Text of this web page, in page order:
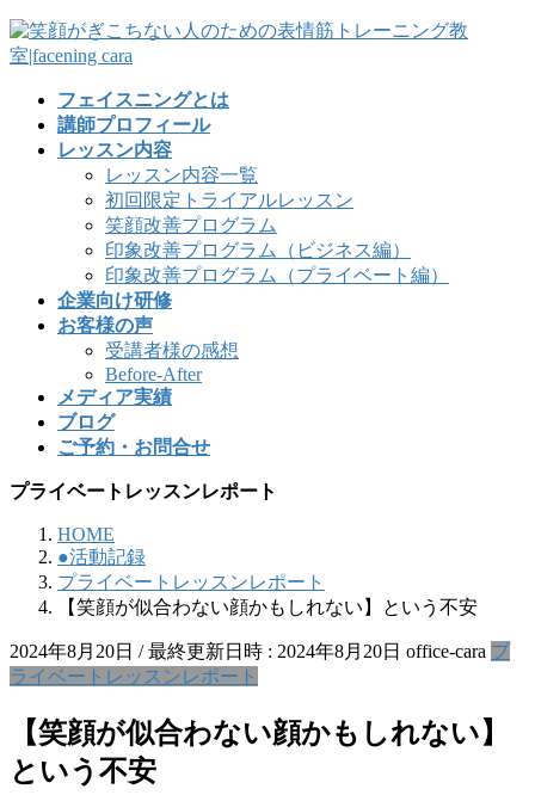
フェイスニングとは
講師プロフィール
レッスン内容
レッスン内容一覧
初回限定トライアルレッスン
笑顔改善プログラム
印象改善プログラム（ビジネス編）
印象改善プログラム（プライベート編）
企業向け研修
お客様の声
受講者様の感想
Before-After
メディア実績
ブログ
ご予約・お問合せ
プライベートレッスンレポート
HOME
●活動記録
プライベートレッスンレポート
【笑顔が似合わない顔かもしれない】という不安
2024年8月20日 / 最終更新日時 : 2024年8月20日 office-cara プ
ライベートレッスンレポート
【笑顔が似合わない顔かもしれない】
という不安